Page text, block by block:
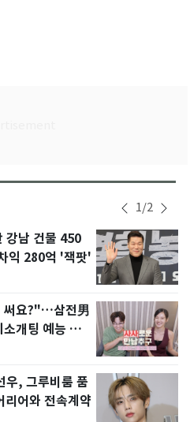
1/2
강남 건물 450
익 280억 '잭팟'
써요?"…삼전男
개팅 예능 화
우, 그루비룸 품
어와 전속계약